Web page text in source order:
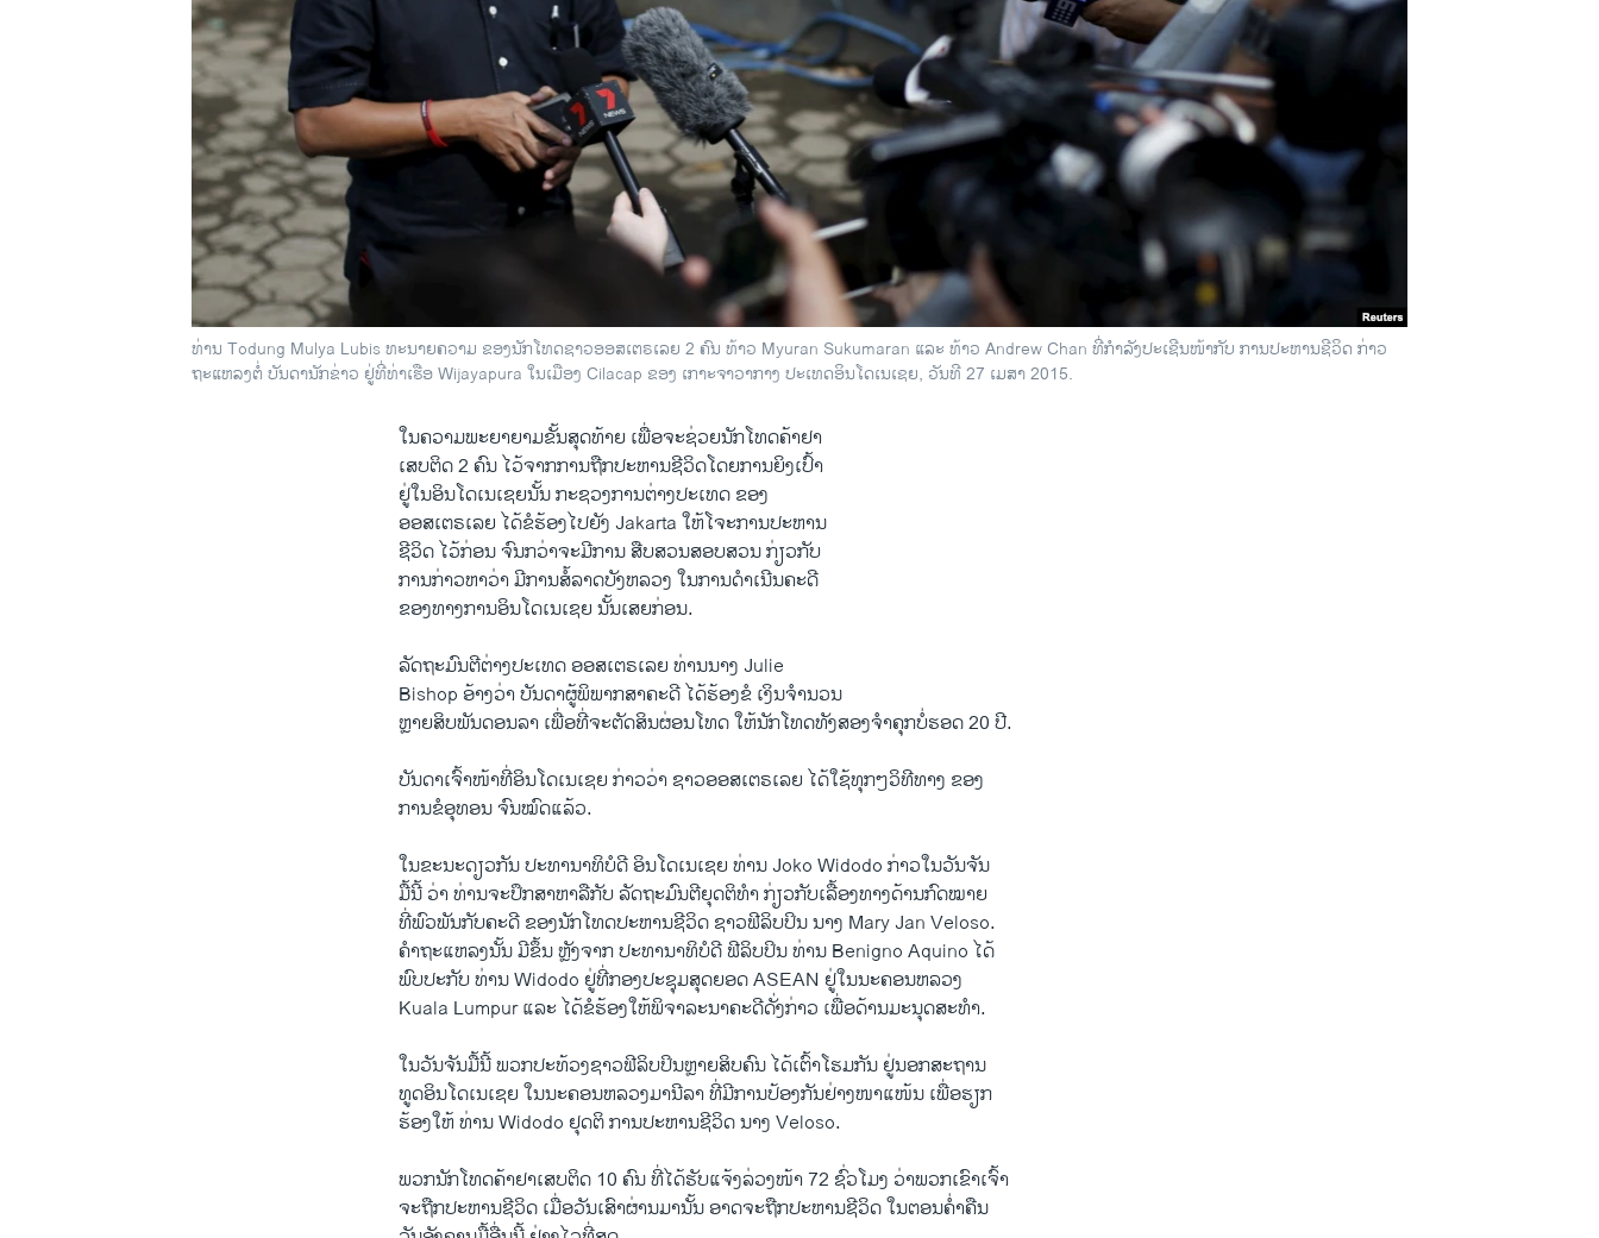
ທ່ານ Todung Mulya Lubis ທະນາຍຄວາມ ຂອງນັກໂທດຊາວອອສ​ເຕຣ​ເລຍ 2 ຄົນ ທ້າວ Myuran Sukumaran ແລະ ທ້າວ Andrew Chan ທີ່ກຳລັງປະເຊີນໜ້າກັບ ການປະຫານຊີວິດ ກ່າວ
ຖະແຫລງຕໍ່ ບັນດານັກຂ່າວ ຢູ່ທີ່ທ່າເຮືອ Wijayapura ໃນເມືອງ Cilacap ຂອງ ເກາະຈາວາກາງ ປະເທດອິນໂດເນເຊຍ, ວັນທີ 27 ເມສາ 2015.
ໃນ​ຄວາມ​ພະຍາຍາມ​ຂັ້ນສຸດ​ທ້າຍ ​ເພື່ອ​ຈະ​ຊ່ວຍ​ນັກ​ໂທດ​ຄ້າ​ຢາ
​ເສບ​ຕິດ 2 ຄົນ ​ໄວ້ຈາກ​ການຖືກ​ປະຫານຊີວິດ​ໂດຍ​ການ​ຍິງ​ເປົ້າ
ຢູ່​ໃນ​ອິນ​ໂດ​ເນ​ເຊຍນັ້ນ ກະຊວງ​ການ​ຕ່າງປະ​ເທດ​ ຂອງ
ອອສ​ເຕຣ​ເລຍ ​ໄດ້ຂໍ​ຮ້ອງ​ໄປ​ຍັງ Jakarta ໃຫ້ໂຈະການ​ປະຫານ
​ຊີວິດ ​ໄວ້​ກ່ອນ ຈົນ​ກວ່າຈະ​ມີ​ການ ສືບສວນ​ສອບ​ສວນ ກ່ຽວ​ກັບ
ການ​ກ່າວ​ຫາ​ວ່າ​ ມີ​ການ​ສໍ້​ລາດ​ບັງ​ຫລວງ ​ໃນ​ການ​ດຳ​ເນີນ​ຄະດີ
​ຂອງ​ທາງ​ການອິນ​ໂດ​ເນ​ເຊຍ ນັ້ນ​ເສຍ​ກ່ອນ.
ລັດຖະມົນຕີ​ຕ່າງປະ​ເທດ ອອສ​ເຕຣ​ເລຍ ທ່ານນາງ Julie
Bishop ອ້າງ​ວ່າ ບັນດາຜູ້​ພິພາກສາ​ຄະດີ ​ໄດ້​ຮ້ອງ​ຂໍ ​ເງິນ​ຈຳ​ນວນ
ຫຼາຍສິບ​ພັນ​ດອນ​ລາ ​ເພື່ອ​ທີ່​ຈະ​ຕັດສິນ​ຜ່ອນ​ໂທດ ໃຫ້ນັກ​ໂທດທັງ​ສອງຈຳ​ຄຸກ​ບໍ່​ຮອດ 20 ປີ.
ບັນດາ​ເຈົ້າໜ້າ​ທີ່​ອິນ​ໂດ​ເນ​ເຊຍ ກ່າວ​ວ່າ ຊາວ​ອອສ​ເຕຣເລຍ ​ໄດ້​ໃຊ້​ທຸກໆ​ວິທີ​ທາງ ຂອງ​
ການ​ຂໍ​ອຸທອນ​ ຈົນໝົດ​ແລ້ວ.
​ໃນ​ຂະນະ​ດຽວ​ກັນ ປະທານາທິບໍດີ ອິນ​ໂດ​ເນ​ເຊຍ ທ່ານ Joko Widodo ກ່າວ​ໃນ​ວັນ​ຈັນ
​ມື້​ນີ້ ວ່າ ທ່ານ​ຈະ​ປຶກສາ​ຫາລື​ກັບ ລັດຖະມົນຕີ​ຍຸດຕິ​ທຳ ກ່ຽວກັບ​ເລື້ອ​ງທາງດ້ານ​ກົດໝາຍ
ທີ່​ພົວພັນ​ກັບ​ຄະດີ​ ຂອງ​ນັກ​ໂທດ​ປະຫານ​ຊີວິດ ຊາວ​ຟີ​ລິບ​ປິນ ນາງ Mary Jan Veloso.
ຄຳ​ຖະ​ແຫລ​ງນັ້ນ ມີ​ຂຶ້ນ ຫຼັງຈາກ ປະທານາທິບໍດີ​ ຟີ​ລິບ​ປິນ ທ່ານ Benigno Aquino ​ໄດ້​
ພົບ​ປະ​ກັບ ທ່ານ Widodo ຢູ່​ທີ່​ກອງ​ປະຊຸມ​ສຸດ​ຍອດ ASEAN ຢູ່​ໃນ​ນະຄອນຫລວງ
Kuala Lumpur ​ແລະ ​ໄດ້​ຂໍ​ຮ້ອງ​ໃຫ້​ພິຈາລະນາຄະດີ​ດັ່ງກ່າວ ​ເພື່ອ​ດ້ານ​ມະນຸດສະທຳ.
ໃນ​ວັນ​ຈັນ​ມື້​ນີ້ ພວກ​ປະ​ທ້ວງ​ຊາວ​ຟີ​ລິບ​ປິນຫຼາຍສິບ​ຄົນ ​ໄດ້​ເຕົ້າ​ໂຮມ​ກັນ ​ຢູ່​ນອກ​ສະຖານ
ທູດ​ອິນ​ໂດ​ເນ​ເຊຍ ​ໃນ​ນະຄອນຫລວງ​ມາ​ນີລາ ທີ່​ມີການ​ປ້ອງ​ກັນ​ຢ່າງ​ໜາ​ແໜ້ນ ​ເພື່ອ​ຮຽກ
ຮ້ອງ​ໃຫ້ ທ່ານ Widodo ຢຸດຕິ ການ​ປະຫານ​ຊີວິດ ນາງ Veloso.
ພວກ​ນັກ​ໂທດຄ້າ​ຢາ​ເສບ​ຕິດ 10 ຄົນ ​ທີ່ໄດ້​ຮັບ​ແຈ້ງລ່ວງ​ໜ້າ 72 ຊົ່ວ​ໂມງ ວ່າພວກ​ເຂົາ​ເຈົ້າ
​ຈະ​ຖືກ​ປະຫານ​ຊີວິດ​ ​ເມື່ອ​ວັນ​ເສົາ​ຜ່ານ​ມານັ້ນ ອາດ​ຈະ​ຖືກ​ປະຫານ​ຊີວິດ​ ​ໃນຕອນ​ຄ່ຳ​ຄືນ​